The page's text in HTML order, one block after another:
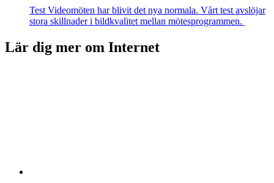
Test Videomöten har blivit det nya normala. Vårt test avslöjar
stora skillnader i bildkvalitet mellan mötesprogrammen.
Lär dig mer om Internet